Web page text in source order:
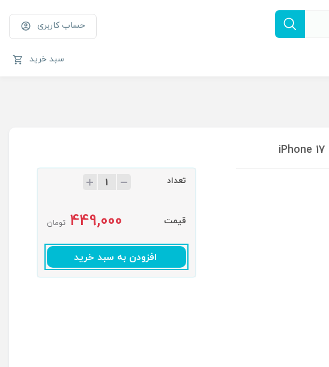
حساب کاربری
سبد خرید
تعداد
قیمت 449,000 تومان
افزودن به سبد خرید